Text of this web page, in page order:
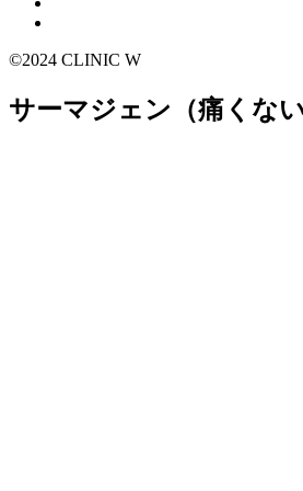
©2024 CLINIC W
サーマジェン（痛くな